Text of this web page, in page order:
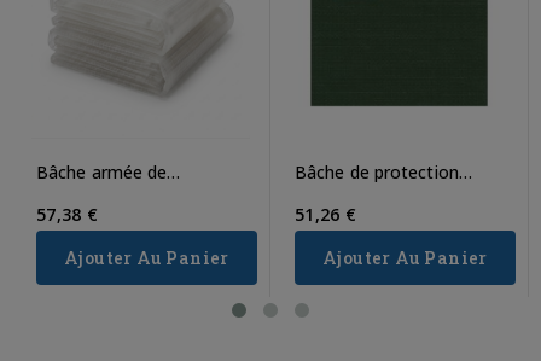
Bâche armée de
57,38 €
Ajouter Au Panier
Bâche de protection
51,26 €
Ajouter Au Panier